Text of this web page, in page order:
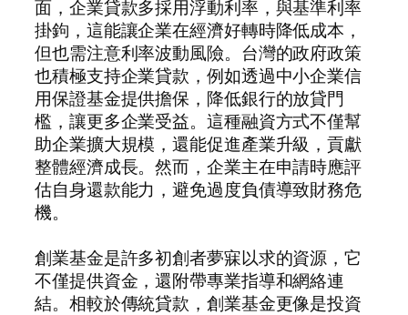
面，企業貸款多採用浮動利率，與基準利率
掛鉤，這能讓企業在經濟好轉時降低成本，
但也需注意利率波動風險。台灣的政府政策
也積極支持企業貸款，例如透過中小企業信
用保證基金提供擔保，降低銀行的放貸門
檻，讓更多企業受益。這種融資方式不僅幫
助企業擴大規模，還能促進產業升級，貢獻
整體經濟成長。然而，企業主在申請時應評
估自身還款能力，避免過度負債導致財務危
機。
創業基金是許多初創者夢寐以求的資源，它
不僅提供資金，還附帶專業指導和網絡連
結。相較於傳統貸款，創業基金更像是投資